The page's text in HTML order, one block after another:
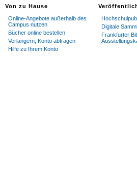
Von zu Hause
Online-Angebote außerhalb des
Campus nutzen
Bücher online bestellen
Verlängern, Konto abfragen
Hilfe zu Ihrem Konto
Digitale
Frankfurter